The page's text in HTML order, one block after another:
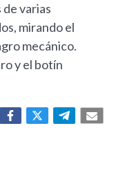
varias
mirando el
mecánico.
y el botín